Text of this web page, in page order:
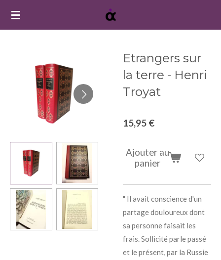
Passer
Etrangers sur
la terre - Henri
Troyat
15,95 €
Ajouter au
panier
" Il avait conscience d'un
partage douloureux dont
sa personne faisait les
frais. Sollicité parle passé
et le présent, par la Russie